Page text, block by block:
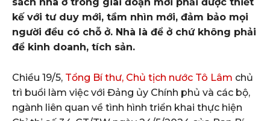
sách nhà ở trong giai đoạn mới phải được thiết
kế với tư duy mới, tầm nhìn mới, đảm bảo mọi
người đều có chỗ ở. Nhà là để ở chứ không phải
để kinh doanh, tích sản.
Chiều 19/5, Tổng Bí thư, Chủ tịch nước Tô Lâm chủ
trì buổi làm việc với Đảng ủy Chính phủ và các bộ,
ngành liên quan về tình hình triển khai thực hiện